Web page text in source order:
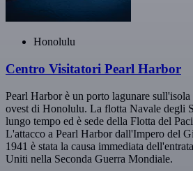
Honolulu
Centro Visitatori Pearl Harbor
Pearl Harbor è un porto lagunare
ovest di Honolulu. La flotta Navale degli
lungo tempo ed è sede della Flotta del
L'attacco a Pearl Harbor dall'Impero del
1941 è stata la causa immediata
Uniti nella Seconda Guerra Mondiale.